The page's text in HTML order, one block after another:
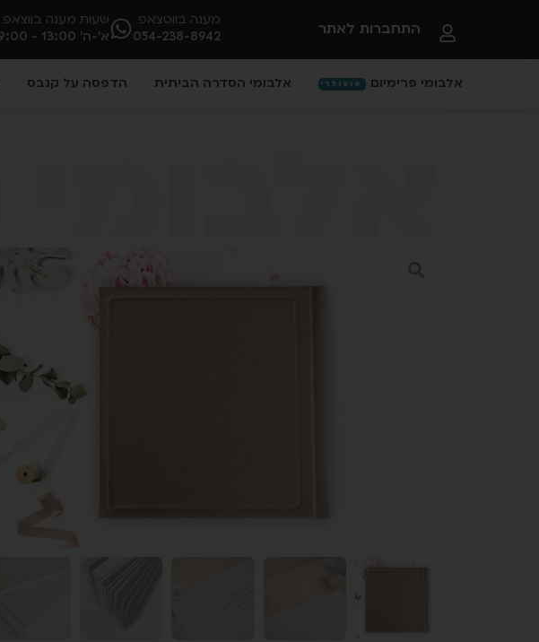
התחברות לאתר
מענה בווטצאפ
054-238-8942
שעות מענה בווצאפ
א'-ה' 13:00 - 19:00
אלבומי פרימיום פופולרי אלבומי הסדרה הביתית הדפסה על קנבס